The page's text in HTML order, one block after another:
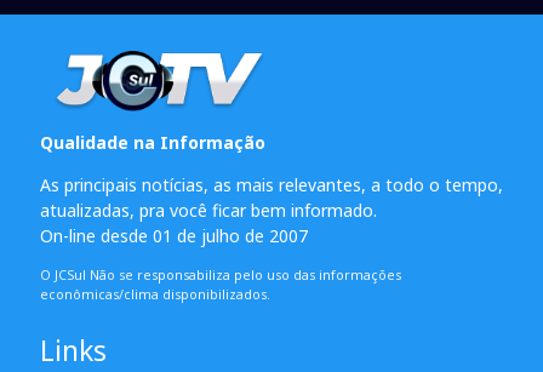
Qualidade na Informação
As principais notícias, as mais relevantes, a todo o tempo,
atualizadas, pra você ficar bem informado.
On-line desde 01 de julho de 2007
O JCSul Não se responsabiliza pelo uso das informações
econômicas/clima disponibilizados.
Links